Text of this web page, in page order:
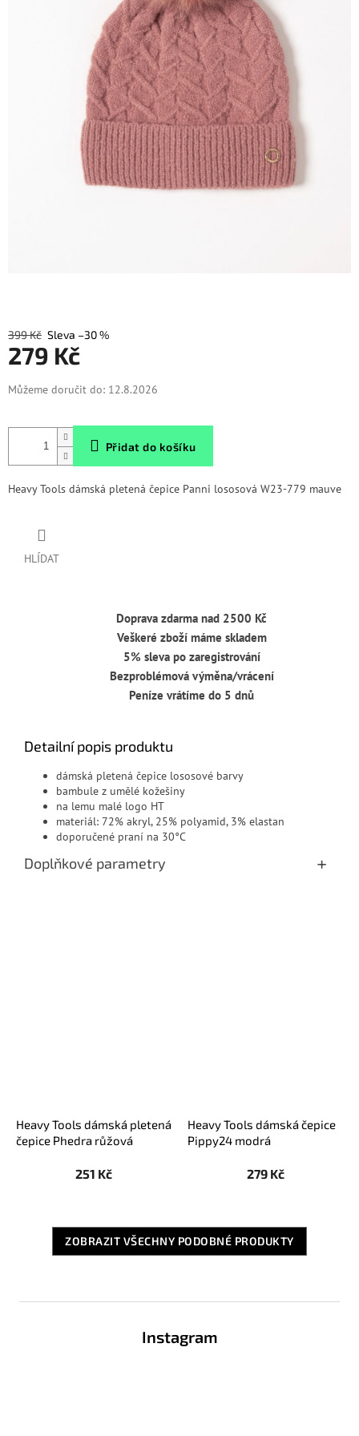
399 Kč –30 %
279 Kč
Měrná
cena:
Můžeme doručit do: 12.8.2026
Přidat do košíku
Heavy Tools dámská pletená čepice Panni lososová W23-779 mauve
HLÍDAT
Doprava zdarma nad 2500 Kč
Veškeré zboží máme skladem
5% sleva po zaregistrování
Bezproblémová výměna/vrácení
Peníze vrátíme do 5 dnů
Detailní popis produktu
dámská pletená čepice lososové barvy
bambule z umělé kožešiny
na lemu malé logo HT
materiál: 72% akryl, 25% polyamid, 3% elastan
doporučené praní na 30°C
Doplňkové parametry
Heavy Tools dámská pletená
čepice Phedra růžová
251 Kč
Heavy Tools dámská čepice
Pippy24 modrá
279 Kč
ZOBRAZIT VŠECHNY PODOBNÉ PRODUKTY
Instagram